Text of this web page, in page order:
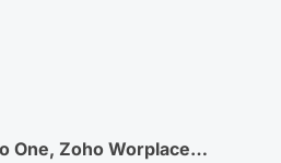
One, Zoho Worplace…